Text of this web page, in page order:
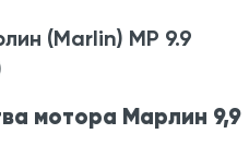
(Marlin) MP 9.9
мотора Марлин 9,9